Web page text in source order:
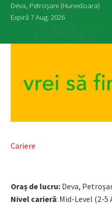
Deva, Petroșani (Hunedoara)
Expiră 7 Aug. 2026
Cariere
Oraș de lucru: Deva,
Nivel carieră: Mid-Level (2-5